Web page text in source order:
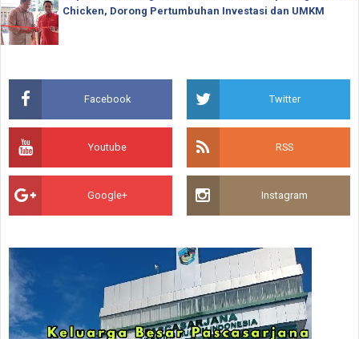
Chicken, Dorong Pertumbuhan Investasi dan UMKM
Facebook Twitter
Youtube RSS
Google+ Instagram